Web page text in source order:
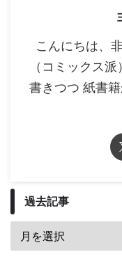
こんにちは、
（コミックス
書きつつ 紙書
過去記事